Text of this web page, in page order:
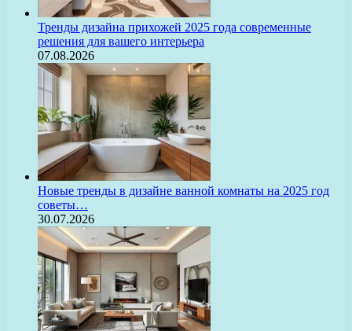
Тренды дизайна прихожей 2025 года современные
решения для вашего интерьера
07.08.2026
Новые тренды в дизайне ванной комнаты на 2025 год
советы…
30.07.2026